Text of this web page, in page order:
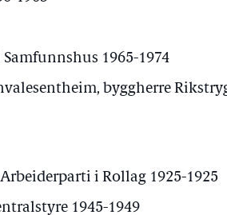
1965-1974
byggherre
i Rollag 1925-1925
1945-1949